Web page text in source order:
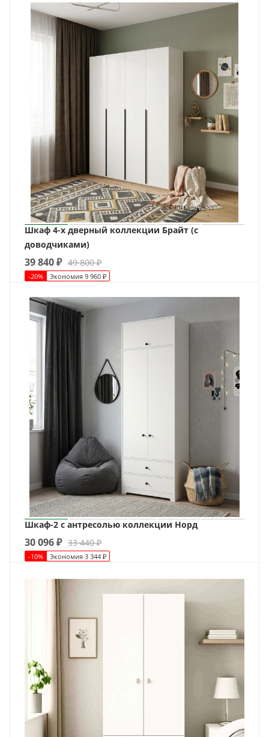
Шкаф 4-х дверный коллекции Брайт (с
доводчиками)
39 840₽ 49 800₽
-20% Экономия 9 960 ₽
Шкаф-2 с антресолью коллекции Норд
30 096₽ 33 440₽
-10% Экономия 3 344 ₽